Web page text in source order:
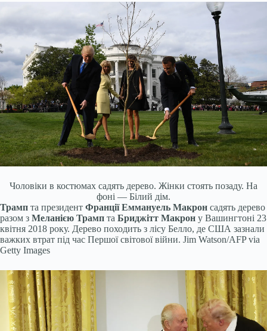
Чоловіки в костюмах садять дерево. Жінки стоять позаду. На
фоні — Білий дім.
Трамп та президент Франції Еммануель Макрон садять дерево
разом з Меланією Трамп та Бриджітт Макрон у Вашингтоні 23
квітня 2018 року. Дерево походить з лісу Белло, де США зазнали
важких втрат під час Першої світової війни. Jim Watson/AFP via
Getty Images